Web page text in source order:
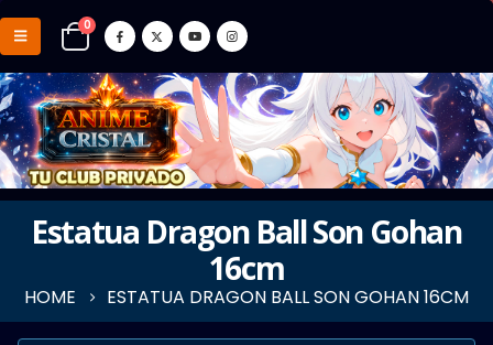
0
Estatua Dragon Ball Son Gohan
16cm
HOME ESTATUA DRAGON BALL SON GOHAN 16CM